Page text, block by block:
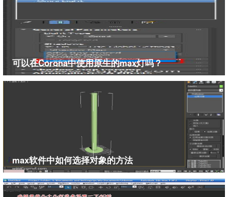
10、然后在渲染设置中找到阴影与置换的选项，在其内勾选启用
可以在Corona中使用原生的max灯吗？
max软件中如何选择对象的方法